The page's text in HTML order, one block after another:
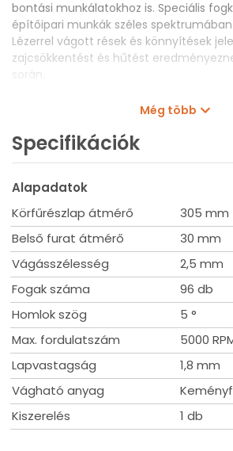
bontási munkálatokhoz is. Speciális
építőipari munkák széles
Lézerrel vágott rések és könnyítések
zajcsökkentést és hűtést
során.
• Speciális laminált anyagok
• Extrém és kemény felhasználásra
• Alacsony elhasználódás, magas
Még több
Specifikációk
Alapadatok
Körfűrészlap átmérő
305 mm
Belső furat átmérő
30 mm
Vágásszélesség
2,5 mm
Fogak száma
96 db
Homlok szög
5 °
Max. fordulatszám
5000
Lapvastagság
1,8 mm
Vágható anyag
Kiszerelés
1 db